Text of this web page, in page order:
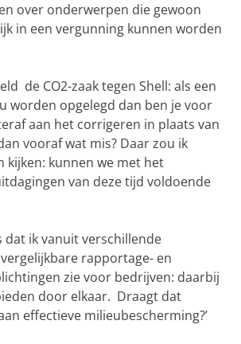
over onderwerpen die gewoon
in een vergunning kunnen worden
de CO2-zaak tegen Shell: als een
worden opgelegd dan ben je voor
aan het corrigeren in plaats van
vooraf wat mis? Daar zou ik
kijken: kunnen we met het
van deze tijd voldoende
dat ik vanuit verschillende
rapportage- en
zie voor bedrijven: daarbij
door elkaar. Draagt dat
effectieve milieubescherming?’